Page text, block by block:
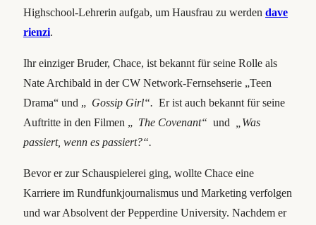
Highschool-Lehrerin aufgab, um Hausfrau zu werden dave
rienzi.
Ihr einziger Bruder, Chace, ist bekannt für seine Rolle als
Nate Archibald in der CW Network-Fernsehserie „Teen
Drama“ und „ Gossip Girl“. Er ist auch bekannt für seine
Auftritte in den Filmen „ The Covenant“ und
„Was
passiert, wenn es passiert?“.
Bevor er zur Schauspielerei ging, wollte Chace eine
Karriere im Rundfunkjournalismus und Marketing verfolgen
und war Absolvent der Pepperdine University. Nachdem er